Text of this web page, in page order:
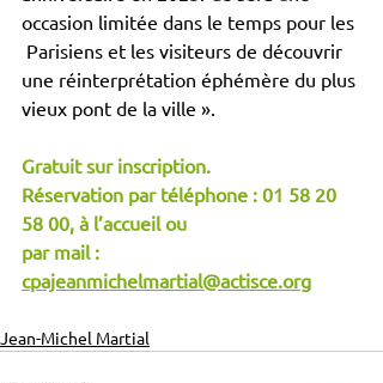
occasion limitée dans le temps pour les
Parisiens et les visiteurs de découvrir
une réinterprétation éphémère du plus
vieux pont de la ville ».
Gratuit sur inscription.
Réservation par téléphone : 01 58 20
58 00, à l’accueil ou
par mail :
cpajeanmichelmartial@actisce.org
Jean-Michel Martial